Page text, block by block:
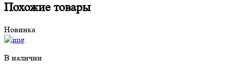
Похожие товары
Новинка
В наличии